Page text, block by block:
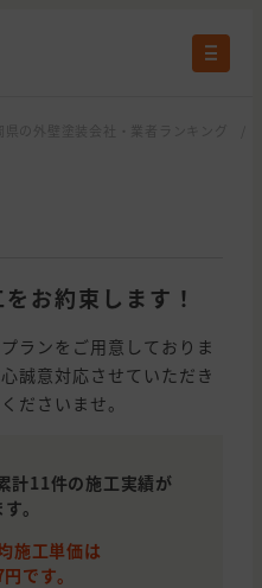
お約束します！
ランをご用意しておりま
誠意対応させていただき
ださいませ。
計11件の施工実績が
。
施工単価は
です。